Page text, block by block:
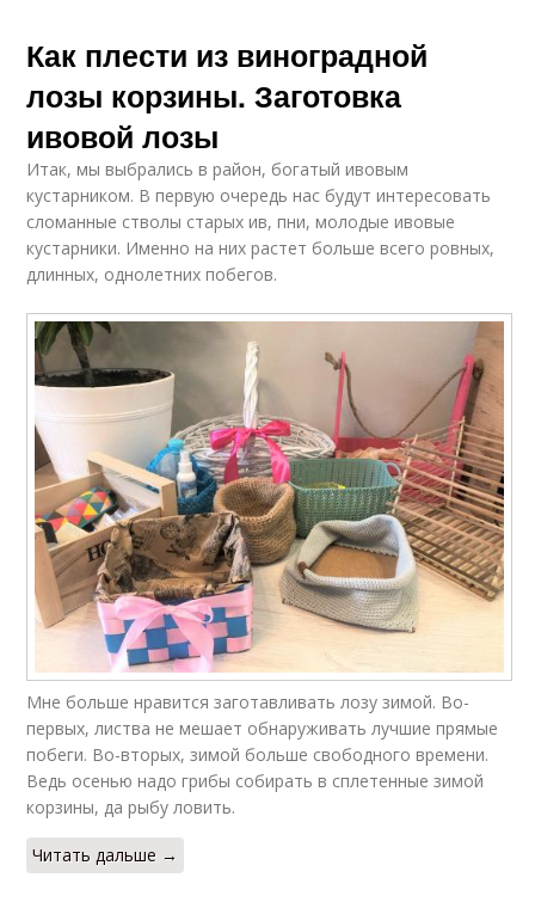
Как плести из виноградной
лозы корзины. Заготовка
ивовой лозы
Итак, мы выбрались в район, богатый ивовым
кустарником. В первую очередь нас будут интересовать
сломанные стволы старых ив, пни, молодые ивовые
кустарники. Именно на них растет больше всего ровных,
длинных, однолетних побегов.
Мне больше нравится заготавливать лозу зимой. Во-
первых, листва не мешает обнаруживать лучшие прямые
побеги. Во-вторых, зимой больше свободного времени.
Ведь осенью надо грибы собирать в сплетенные зимой
корзины, да рыбу ловить.
Читать дальше →